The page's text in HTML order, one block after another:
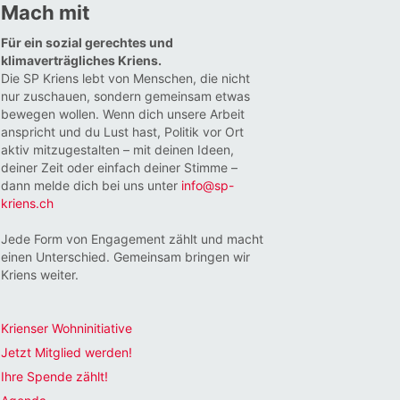
Mach mit
Für ein sozial gerechtes und
klimaverträgliches Kriens.
Die SP Kriens lebt von Menschen, die nicht
nur zuschauen, sondern gemeinsam etwas
bewegen wollen. Wenn dich unsere Arbeit
anspricht und du Lust hast, Politik vor Ort
aktiv mitzugestalten – mit deinen Ideen,
deiner Zeit oder einfach deiner Stimme –
dann melde dich bei uns unter info@sp-
kriens.ch
Jede Form von Engagement zählt und macht
einen Unterschied. Gemeinsam bringen wir
Kriens weiter.
Krienser Wohninitiative
Jetzt Mitglied werden!
Ihre Spende zählt!